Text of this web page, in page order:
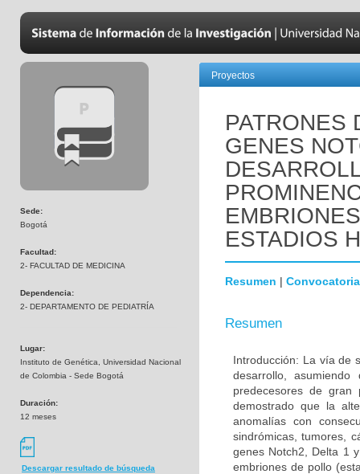
Sede:
Bogotá
Facultad:
2- FACULTAD DE MEDICINA
Dependencia:
2- DEPARTAMENTO DE PEDIATRÍA
Lugar:
Instituto de Genética, Universidad Nacional
de Colombia - Sede Bogotá
Duración:
12 meses
Descargar resultado de búsqueda
Proyectos
PATRONES
GENES
ESTADIOS
Resumen | Convocatoria
Resumen
Introducción: La vía de
desarrollo,
predecesores de gran
demostrado que la
anomalías con
sindrómicas, tumores,
genes Notch2, Delta 1
embriones de pollo